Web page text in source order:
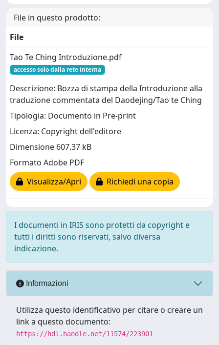
File in questo prodotto:
File
Tao Te Ching Introduzione.pdf
accesso solo dalla rete interna
Descrizione: Bozza di stampa della Introduzione alla
traduzione commentata del Daodejing/Tao te Ching
Tipologia: Documento in Pre-print
Licenza: Copyright dell'editore
Dimensione 607.37 kB
Formato Adobe PDF
Visualizza/Apri
Richiedi una copia
I documenti in IRIS sono protetti da copyright e
tutti i diritti sono riservati, salvo diversa
indicazione.
Informazioni
Utilizza questo identificativo per citare o creare un
link a questo documento:
https://hdl.handle.net/11574/223901